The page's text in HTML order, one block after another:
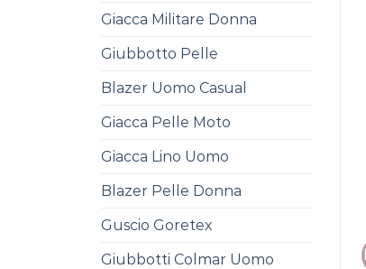
Giacca Militare Donna
Giubbotto Pelle
Blazer Uomo Casual
Giacca Pelle Moto
Giacca Lino Uomo
Blazer Pelle Donna
Guscio Goretex
Giubbotti Colmar Uomo